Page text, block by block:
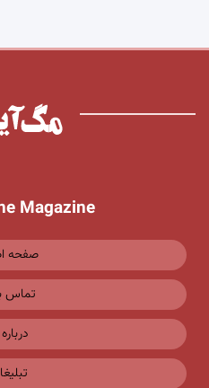
Magazine
صفحه
تماس